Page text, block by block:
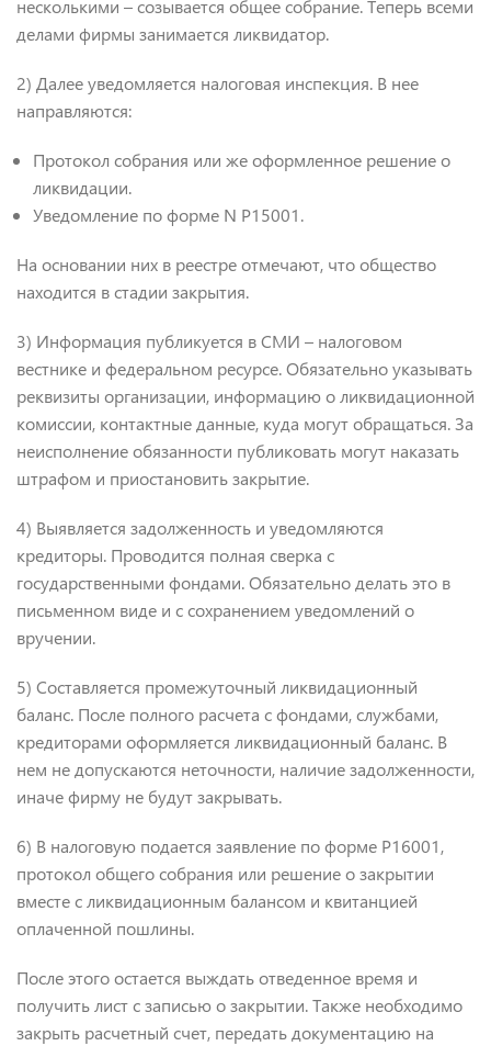
несколькими – созывается общее собрание. Теперь всеми
делами фирмы занимается ликвидатор.
2) Далее уведомляется налоговая инспекция. В нее
направляются:
Протокол собрания или же оформленное решение о
ликвидации.
Уведомление по форме N Р15001.
На основании них в реестре отмечают, что общество
находится в стадии закрытия.
3) Информация публикуется в СМИ – налоговом
вестнике и федеральном ресурсе. Обязательно указывать
реквизиты организации, информацию о ликвидационной
комиссии, контактные данные, куда могут обращаться. За
неисполнение обязанности публиковать могут наказать
штрафом и приостановить закрытие.
4) Выявляется задолженность и уведомляются
кредиторы. Проводится полная сверка с
государственными фондами. Обязательно делать это в
письменном виде и с сохранением уведомлений о
вручении.
5) Составляется промежуточный ликвидационный
баланс. После полного расчета с фондами, службами,
кредиторами оформляется ликвидационный баланс. В
нем не допускаются неточности, наличие задолженности,
иначе фирму не будут закрывать.
6) В налоговую подается заявление по форме Р16001,
протокол общего собрания или решение о закрытии
вместе с ликвидационным балансом и квитанцией
оплаченной пошлины.
После этого остается выждать отведенное время и
получить лист с записью о закрытии. Также необходимо
закрыть расчетный счет, передать документацию на